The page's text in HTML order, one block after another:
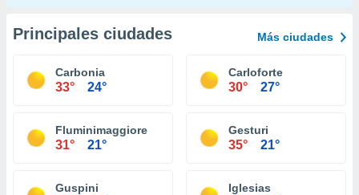
Principales ciudades Más ciudades
Carbonia
33° 24°
Carloforte
30° 27°
Fluminimaggiore
31° 21°
Gesturi
35° 21°
Guspini Iglesias